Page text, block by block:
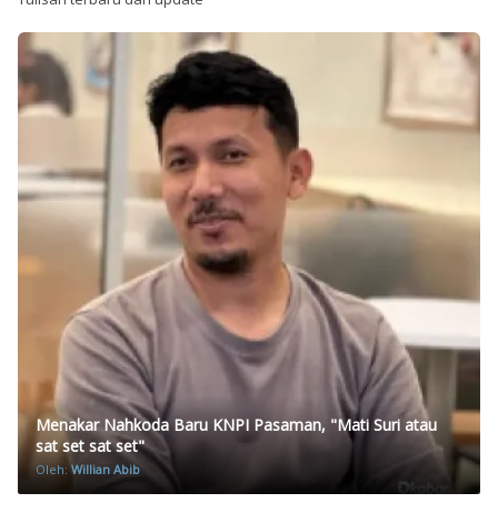
Menakar Nahkoda Baru KNPI Pasaman, "Mati Suri atau
sat set sat set"
Oleh:Willian Abib